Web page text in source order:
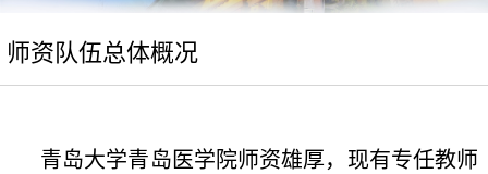
师资队伍总体概况
青岛大学青岛医学院师资雄厚，现有专任教师